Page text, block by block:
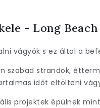
- Long Beach
vágyók s ez által a
szabad strandok,
időt eltölteni
projektek épülnek